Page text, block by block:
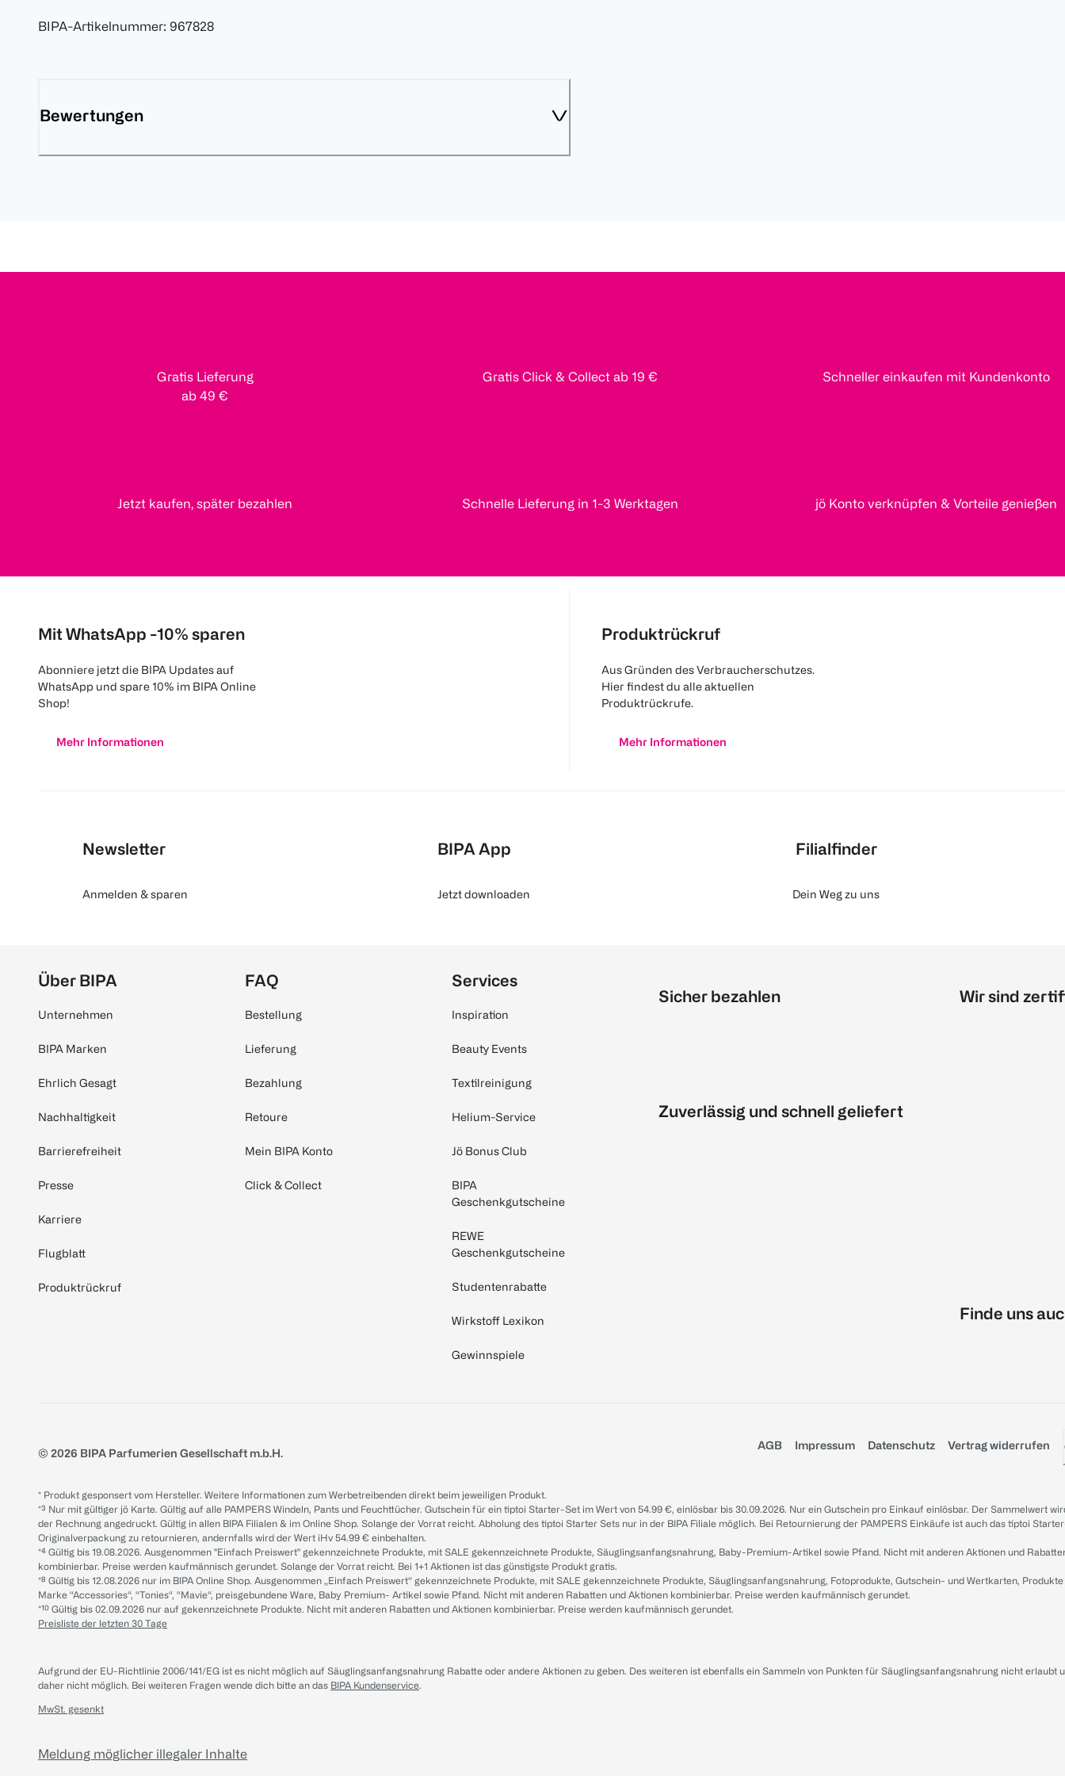
BIPA-Artikelnummer: 967828
Bewertungen
Gratis Lieferung
ab 49 €
Gratis Click & Collect ab 19 € Schneller einkaufen mit Kundenkonto
Jetzt kaufen, später bezahlen Schnelle Lieferung in 1-3 Werktagen jö Konto verknüpfen & Vorteile genießen
Mit WhatsApp -10% sparen
Abonniere jetzt die BIPA Updates auf
WhatsApp und spare 10% im BIPA Online
Shop!
Mehr Informationen
Produktrückruf
Aus Gründen des Verbraucherschutzes.
Hier findest du alle aktuellen
Produktrückrufe.
Mehr Informationen
Newsletter
Anmelden & sparen
BIPA App
Jetzt downloaden
Filialfinder
Dein Weg zu uns
Über BIPA
Unternehmen
BIPA Marken
Ehrlich Gesagt
Nachhaltigkeit
Barrierefreiheit
Presse
Karriere
Flugblatt
Produktrückruf
FAQ
Bestellung
Lieferung
Bezahlung
Retoure
Mein BIPA Konto
Click & Collect
Services
Inspiration
Beauty Events
Textilreinigung
Helium-Service
Jö Bonus Club
BIPA
Geschenkgutscheine
REWE
Geschenkgutscheine
Studentenrabatte
Wirkstoff Lexikon
Gewinnspiele
Sicher bezahlen
Zuverlässig und schnell geliefert
Wir sind
Finde uns
© 2026 BIPA Parfumerien Gesellschaft m.b.H.
AGB Impressum Datenschutz Vertrag widerrufen
* Produkt gesponsert vom Hersteller. Weitere Informationen zum Werbetreibenden direkt beim jeweiligen Produkt.
*³ Nur mit gültiger jö Karte. Gültig auf alle PAMPERS Windeln, Pants und Feuchttücher. Gutschein für ein tiptoi Starter-Set im Wert von 54.99 €, einlösbar bis 30.09.2026. Nur ein Gutschein pro Einkauf einlösbar. Der Sammelwert
der Rechnung angedruckt. Gültig in allen BIPA Filialen & im Online Shop. Solange der Vorrat reicht. Abholung des tiptoi Starter Sets nur in der BIPA Filiale möglich. Bei Retournierung der PAMPERS Einkäufe ist auch das tiptoi
Originalverpackung zu retournieren, andernfalls wird der Wert iHv 54.99 € einbehalten.
*⁴ Gültig bis 19.08.2026. Ausgenommen "Einfach Preiswert" gekennzeichnete Produkte, mit SALE gekennzeichnete Produkte, Säuglingsanfangsnahrung, Baby-Premium-Artikel sowie Pfand. Nicht mit anderen Aktionen und
kombinierbar. Preise werden kaufmännisch gerundet. Solange der Vorrat reicht. Bei 1+1 Aktionen ist das günstigste Produkt gratis.
*⁸ Gültig bis 12.08.2026 nur im BIPA Online Shop. Ausgenommen „Einfach Preiswert“ gekennzeichnete Produkte, mit SALE gekennzeichnete Produkte, Säuglingsanfangsnahrung, Fotoprodukte, Gutschein- und Wertkarten,
Marke “Accessories“, “Tonies“, “Mavie“, preisgebundene Ware, Baby Premium- Artikel sowie Pfand. Nicht mit anderen Rabatten und Aktionen kombinierbar. Preise werden kaufmännisch gerundet.
*¹⁰ Gültig bis 02.09.2026 nur auf gekennzeichnete Produkte. Nicht mit anderen Rabatten und Aktionen kombinierbar. Preise werden kaufmännisch gerundet.
Preisliste der letzten 30 Tage
Aufgrund der EU-Richtlinie 2006/141/EG ist es nicht möglich auf Säuglingsanfangsnahrung Rabatte oder andere Aktionen zu geben. Des weiteren ist ebenfalls ein Sammeln von Punkten für Säuglingsanfangsnahrung nicht erlaubt
daher nicht möglich. Bei weiteren Fragen wende dich bitte an das BIPA Kundenservice.
MwSt. gesenkt
Meldung möglicher illegaler Inhalte